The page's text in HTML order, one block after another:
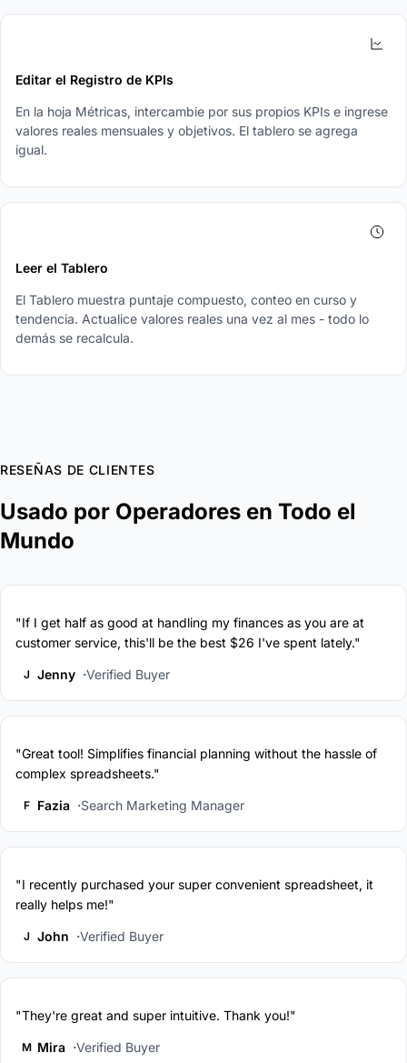
Editar el Registro de KPIs
En la hoja Métricas, intercambie por sus propios KPIs e ingrese
valores reales mensuales y objetivos. El tablero se agrega
igual.
Leer el Tablero
El Tablero muestra puntaje compuesto, conteo en curso y
tendencia. Actualice valores reales una vez al mes - todo lo
demás se recalcula.
RESEÑAS DE CLIENTES
Usado por Operadores en Todo el
Mundo
"If I get half as good at handling my finances as you are at
customer service, this'll be the best $26 I've spent lately."
J Jenny Verified Buyer
"Great tool! Simplifies financial planning without the hassle of
complex spreadsheets."
F Fazia Search Marketing Manager
"I recently purchased your super convenient spreadsheet, it
really helps me!"
J John Verified Buyer
"They're great and super intuitive. Thank you!"
M Mira Verified Buyer